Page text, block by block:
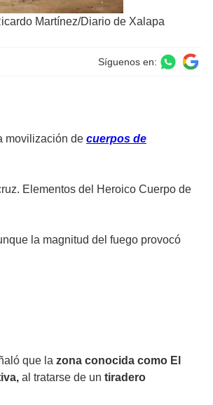
Martínez/Diario de Xalapa
Síguenos en:
movilización de cuerpos de
Elementos del Heroico Cuerpo de
la magnitud del fuego provocó
que la zona conocida como El
al tratarse de un tiradero